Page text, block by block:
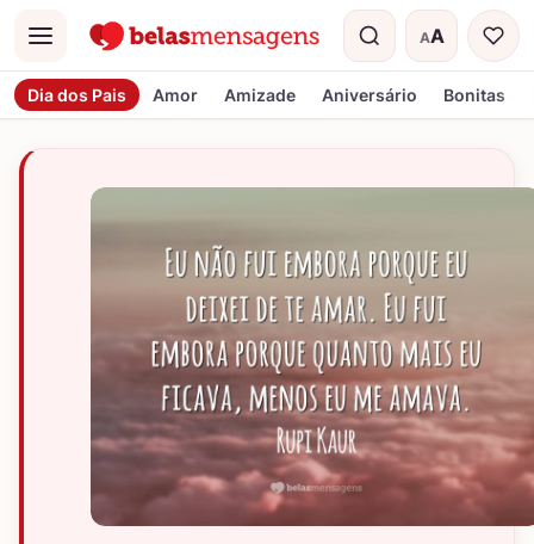
Menu AA
Tamanho do
Dia dos Pais Amor Amizade Aniversário Bonitas